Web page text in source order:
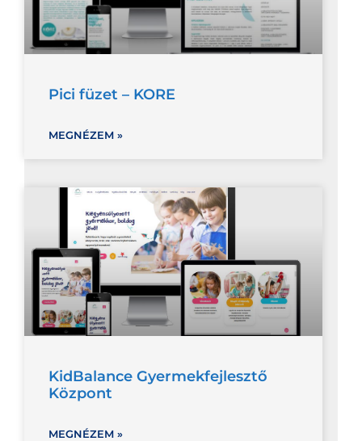
Pici füzet – KORE
MEGNÉZEM »
KidBalance Gyermekfejlesztő
Központ
MEGNÉZEM »